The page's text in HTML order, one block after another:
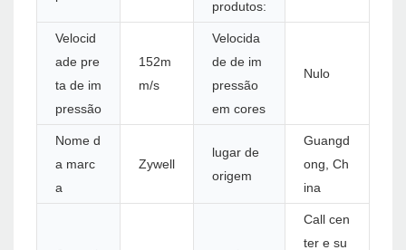
produtos:
Velocid
ade pre
ta de im
pressão
152m
m/s
Velocida
de de im
pressão
em cores
Nulo
Nome d
a marc
a
Zywell
lugar de
origem
Guangd
ong, Ch
ina
Call cen
ter e su